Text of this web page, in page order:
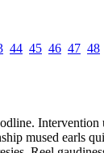
44 45 46 47 48
mused earls